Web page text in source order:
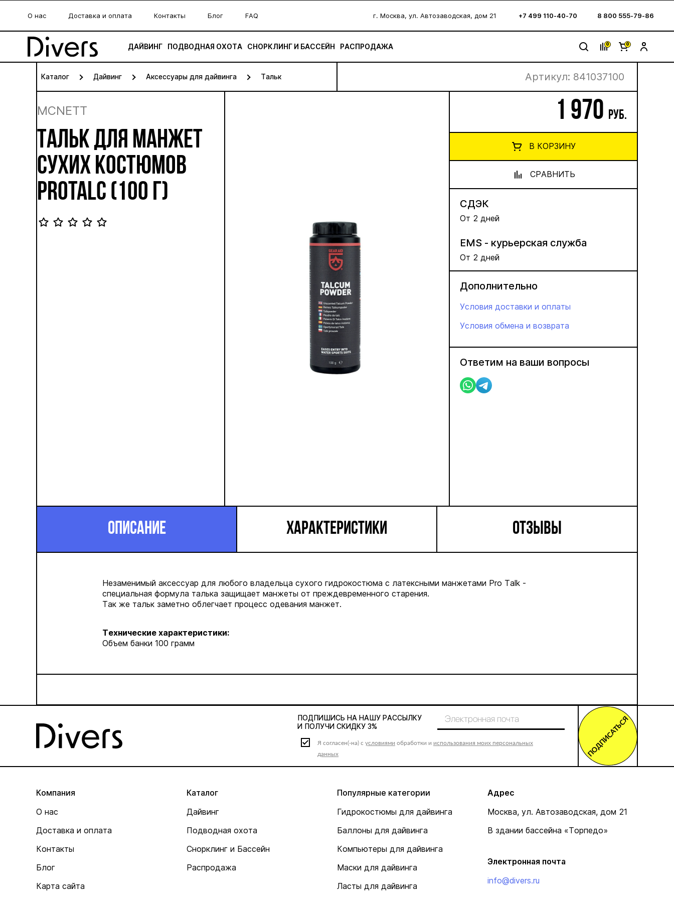
О нас Доставка и оплата Контакты Блог FAQ г. Москва, ул. Автозаводская, дом 21 +7 499 110-40-70 8 800 555-79-86
ДАЙВИНГ ПОДВОДНАЯ ОХОТА СНОРКЛИНГ И БАССЕЙН РАСПРОДАЖА 0 0
Каталог Дайвинг Аксессуары для дайвинга Тальк Артикул: 841037100
MCNETT
ТАЛЬК ДЛЯ МАНЖЕТ
СУХИХ КОСТЮМОВ
PROTALC (100 Г)
1 970 руб.
В КОРЗИНУ
СРАВНИТЬ
СДЭК
От 2 дней
EMS - курьерская служба
От 2 дней
Дополнительно
Условия доставки и оплаты
Условия обмена и возврата
Ответим на ваши вопросы
ОПИСАНИЕ ХАРАКТЕРИСТИКИ ОТЗЫВЫ
Незаменимый аксессуар для любого владельца сухого гидрокостюма с латексными манжетами Pro Talk -
cпециальная формула талька защищает манжеты от преждевременного старения.
Так же тальк заметно облегчает процесc одевания манжет.
Технические характеристики:
Объем банки 100 грамм
ПОДПИШИСЬ НА НАШУ РАССЫЛКУ
И ПОЛУЧИ СКИДКУ 3%
Я согласен(-на) с условиями обработки и использования моих персональных
данных
ПОДПИСАТЬСЯ
Компания
О нас
Доставка и оплата
Контакты
Блог
Карта сайта
Каталог
Дайвинг
Подводная охота
Снорклинг и Бассейн
Распродажа
Популярные категории
Гидрокостюмы для дайвинга
Баллоны для дайвинга
Компьютеры для дайвинга
Маски для дайвинга
Ласты для дайвинга
Адрес
Москва, ул. Автозаводская, дом 21
В здании бассейна «Торпедо»
Электронная почта
info@divers.ru